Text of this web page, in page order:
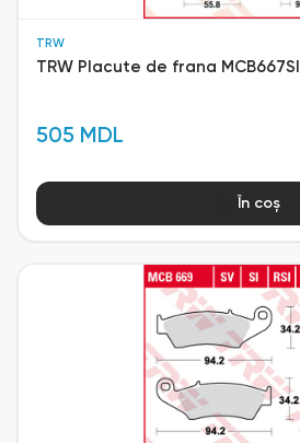
TRW
TRW Placute de frana MCB667SI
505 MDL
În coș